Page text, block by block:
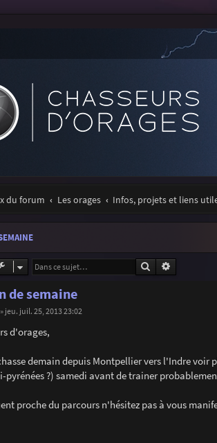
du forum Les orages Infos, projets et liens
Rechercher
de semaine
jeu. juil. 25, 2013 23:02
d'orages,
demain depuis Montpellier vers l'Indre
pyrénées ?) samedi avant de trainer
proche du parcours n'hésitez pas à vous